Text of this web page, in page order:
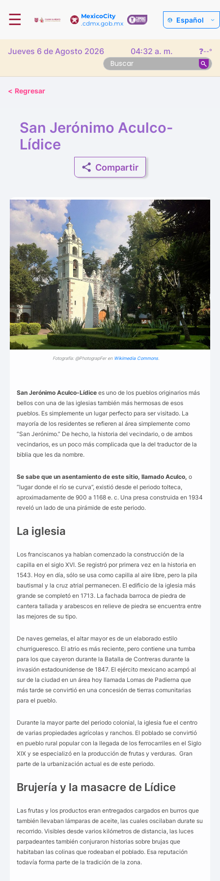
MexicoCity
.cdmx.gob.mx
☰ Español
Jueves 6 de Agosto 2026 04:32 a. m. ❓--°
< Regresar
San Jerónimo Aculco-
Lídice
Compartir
Fotografía: @PhotograpFer en Wikimedia Commons.
San Jerónimo Aculco-Lídice es uno de los pueblos originarios más
bellos con una de las iglesias también más hermosas de esos
pueblos. Es simplemente un lugar perfecto para ser visitado. La
mayoría de los residentes se refieren al área simplemente como
“San Jerónimo.” De hecho, la historia del vecindario, o de ambos
vecindarios, es un poco más complicada que la del traductor de la
biblia que les da nombre.
Se sabe que un asentamiento de este sitio, llamado Aculco, o
“lugar donde el río se curva”, existió desde el periodo tolteca,
aproximadamente de 900 a 1168 e. c. Una presa construida en 1934
reveló un lado de una pirámide de este periodo.
La iglesia
Los franciscanos ya habían comenzado la construcción de la
capilla en el siglo XVI. Se registró por primera vez en la historia en
1543. Hoy en día, sólo se usa como capilla al aire libre, pero la pila
bautismal y la cruz atrial permanecen. El edificio de la iglesia más
grande se completó en 1713. La fachada barroca de piedra de
cantera tallada y arabescos en relieve de piedra se encuentra entre
las mejores de su tipo.
De naves gemelas, el altar mayor es de un elaborado estilo
churrigueresco. El atrio es más reciente, pero contiene una tumba
para los que cayeron durante la Batalla de Contreras durante la
invasión estadounidense de 1847. El ejército mexicano acampó al
sur de la ciudad en un área hoy llamada Lomas de Padierna que
más tarde se convirtió en una concesión de tierras comunitarias
para el pueblo.
Durante la mayor parte del periodo colonial, la iglesia fue el centro
de varias propiedades agrícolas y ranchos. El poblado se convirtió
en pueblo rural popular con la llegada de los ferrocarriles en el Siglo
XIX y se especializó en la producción de frutas y verduras. Gran
parte de la urbanización actual es de este periodo.
Brujería y la masacre de Lídice
Las frutas y los productos eran entregados cargados en burros que
también llevaban lámparas de aceite, las cuales oscilaban durate su
recorrido. Visibles desde varios kilómetros de distancia, las luces
parpadeantes también conjuraron historias sobre brujas que
habitaban las colinas que rodeaban el poblado. Esa reputación
todavía forma parte de la tradición de la zona.